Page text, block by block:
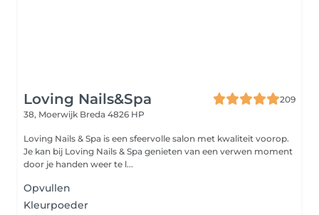
Loving Nails&Spa
209
38, Moerwijk Breda 4826 HP
Loving Nails & Spa is een sfeervolle salon met kwaliteit voorop.
Je kan bij Loving Nails & Spa genieten van een verwen moment
door je handen weer te l...
Opvullen
Kleurpoeder